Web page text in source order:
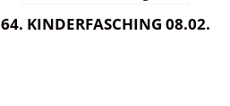
64. KINDERFASCHING 08.02.